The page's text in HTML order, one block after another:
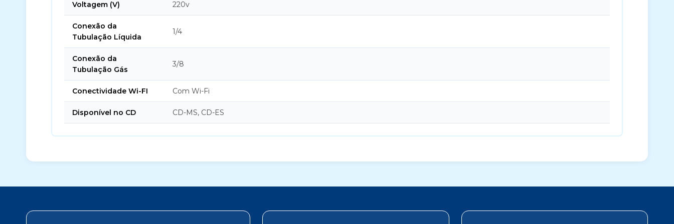
Voltagem (V) 220v
Conexão da
Tubulação Líquida
1/4
Conexão da
Tubulação Gás
3/8
Conectividade Wi-FI Com Wi-Fi
Disponível no CD CD-MS, CD-ES